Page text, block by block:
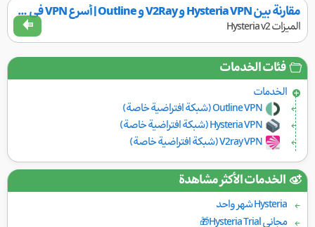
مقارنة بين Hysteria VPN و V2Ray و Outline | أسرع VPN في [COUNTRY] مع أقوى تقنيات تجاوز الحجب
الميزات Hysteria v2
فئات الخدمات
الخدمات
Outline VPN (شبكة افتراضية خاصة)
Hysteria VPN (شبكة افتراضية خاصة)
V2ray VPN (شبكة افتراضية خاصة)
الخدمات الأكثر مشاهدة
Hysteria شهر واحد
مجاني Hysteria Trial🎁